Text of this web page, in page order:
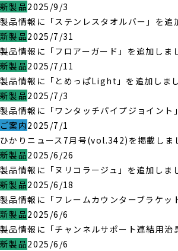
新製品2025/9/3
製品情報に「ステンレスタオルバー」を追
新製品2025/7/31
製品情報に「フロアーガード」を追加しま
新製品2025/7/11
製品情報に「とめっぱLight」を追加しまし
新製品2025/7/3
製品情報に「ワンタッチパイプジョイント
ご案内2025/7/1
ひかりニュース7月号(vol.342)を掲載しま
新製品2025/6/26
製品情報に「ヌリコラージュ」を追加しま
新製品2025/6/18
製品情報に「フレームカウンターブラケッ
新製品2025/6/6
製品情報に「チャンネルサポート連結用治
新製品2025/6/6